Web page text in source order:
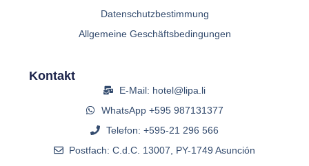
Datenschutzbestimmung
Allgemeine Geschäftsbedingungen
Kontakt
E-Mail: hotel@lipa.li
WhatsApp +595 987131377
Telefon: +595-21 296 566
Postfach: C.d.C. 13007, PY-1749 Asunción